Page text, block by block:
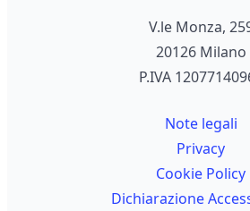
V.le Monza,
20126 Milano
P.IVA
Note legali
Privacy
Cookie Policy
Dichiarazione